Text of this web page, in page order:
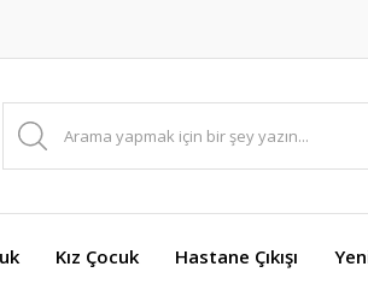
Kız Çocuk Hastane Çıkışı